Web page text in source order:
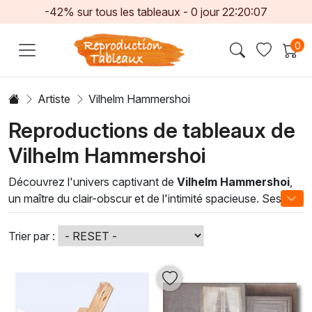
-42% sur tous les tableaux - 0 jour 22:20:06
0
Artiste Vilhelm Hammershoi
Reproductions de tableaux de
Vilhelm Hammershoi
Découvrez l'univers captivant de Vilhelm Hammershoi
un maître du clair-obscur et de l'intimité spacieuse. Ses
peintures à l'huile, empreintes de mélancolie et de sérénité,
capturent des moments silencieux de la vie quotidienne,
souvent dans des intérieurs baignés de lumière douce.
Chaque toile invite à la contemplation, créant une
atmosphère apaisante et élégante qui transforme n'importe
quel espace en un havre de paix artistique.
Trier par :